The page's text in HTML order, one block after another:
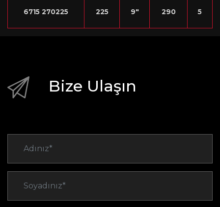
6715 270225 225 9″ 290 5
Bize Ulaşın